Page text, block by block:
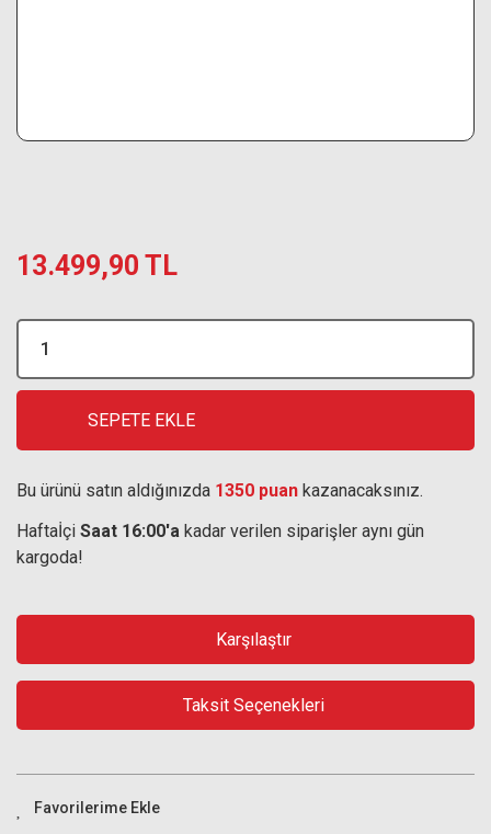
13.499,90 TL
SEPETE EKLE
Bu ürünü satın aldığınızda 1350 puan kazanacaksınız.
Haftaİçi Saat 16:00'a kadar verilen siparişler aynı gün
kargoda!
Karşılaştır
Taksit Seçenekleri